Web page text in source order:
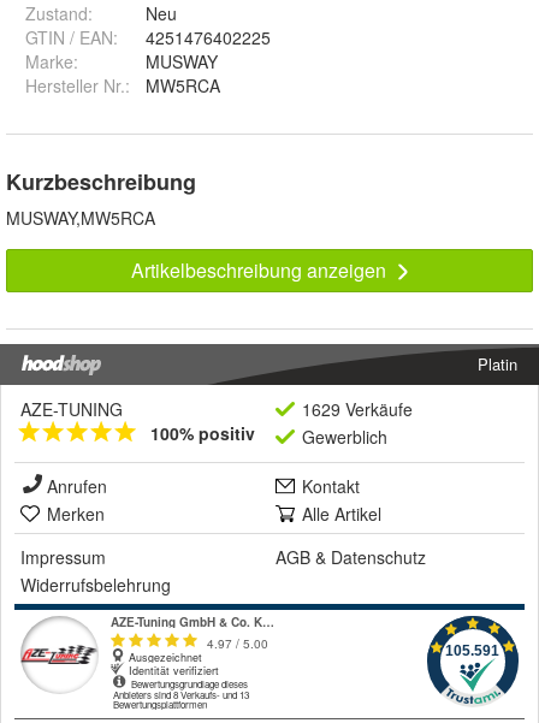
Zustand:
Neu
GTIN / EAN:
4251476402225
Marke:
MUSWAY
Hersteller Nr.:
MW5RCA
Kurzbeschreibung
MUSWAY,MW5RCA
Artikelbeschreibung anzeigen
Platin
AZE-TUNING
100% positiv
1629 Verkäufe
Gewerblich
Anrufen
Kontakt
Merken
Alle Artikel
Impressum
AGB & Datenschutz
Widerrufsbelehrung